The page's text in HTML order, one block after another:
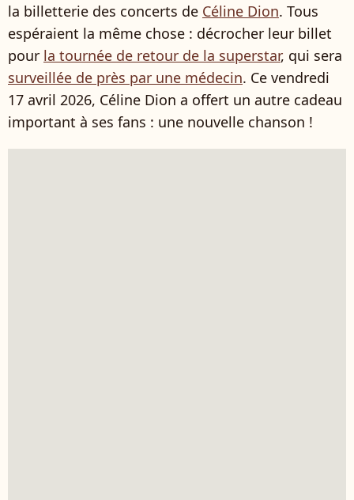
la billetterie des concerts de Céline Dion. Tous
espéraient la même chose : décrocher leur billet
pour la tournée de retour de la superstar, qui sera
surveillée de près par une médecin. Ce vendredi
17 avril 2026, Céline Dion a offert un autre cadeau
important à ses fans : une nouvelle chanson !